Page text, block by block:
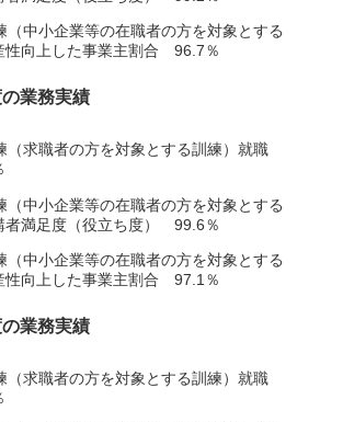
（中小企業等の在職者の方を対象とする
性向上した事業主割合 96.7％
業務実績
（求職者の方を対象とする訓練）就職
（中小企業等の在職者の方を対象とする
者満足度（役立ち度） 99.6％
（中小企業等の在職者の方を対象とする
性向上した事業主割合 97.1％
業務実績
（求職者の方を対象とする訓練）就職